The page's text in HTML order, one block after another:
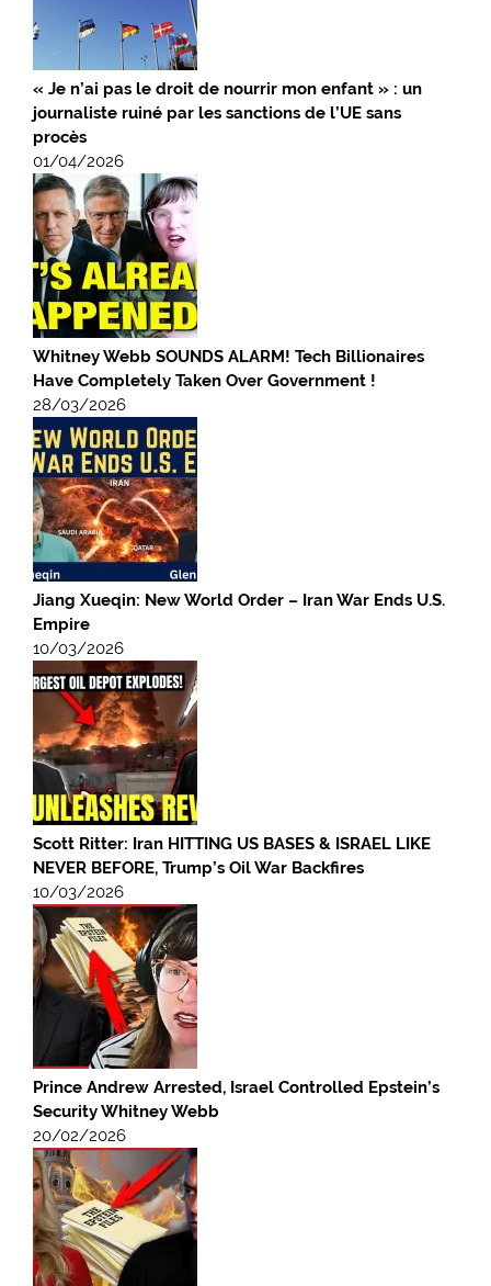
« Je n’ai pas le droit de nourrir mon enfant » : un
journaliste ruiné par les sanctions de l’UE sans
procès
01/04/2026
Whitney Webb SOUNDS ALARM! Tech Billionaires
Have Completely Taken Over Government !
28/03/2026
Jiang Xueqin: New World Order – Iran War Ends U.S.
Empire
10/03/2026
Scott Ritter: Iran HITTING US BASES & ISRAEL LIKE
NEVER BEFORE, Trump’s Oil War Backfires
10/03/2026
Prince Andrew Arrested, Israel Controlled Epstein’s
Security Whitney Webb
20/02/2026